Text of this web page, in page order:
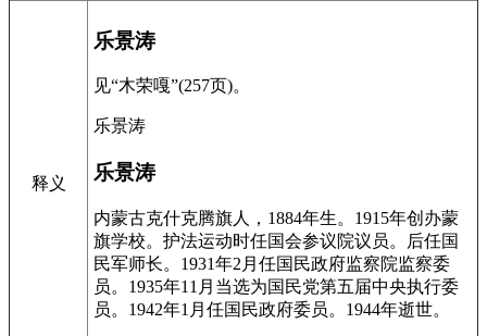
释义
乐景涛
见“木荣嘎”(257页)。
乐景涛
乐景涛
内蒙古克什克腾旗人，1884年生。1915年创办蒙
旗学校。护法运动时任国会参议院议员。后任国
民军师长。1931年2月任国民政府监察院监察委
员。1935年11月当选为国民党第五届中央执行委
员。1942年1月任国民政府委员。1944年逝世。